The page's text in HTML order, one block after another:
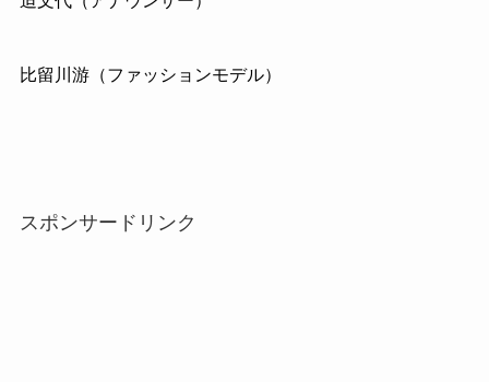
比留川游（ファッションモデル）
スポンサードリンク